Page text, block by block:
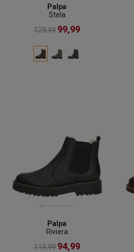
Palpa
Stela
129,99 99,99
Palpa
Riviera
119,99 94,99